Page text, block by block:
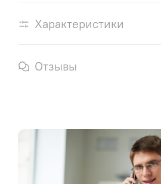
Характеристики
Отзывы